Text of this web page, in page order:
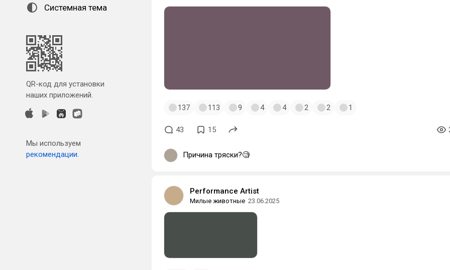
Системная тема
QR-код для установки
наших приложений.
Мы используем
рекомендации.
137 113 9 4 4 2 2 1
43 15
Причина тряски?🧐
Performance Аrtist
Милые животные 23.06.2025